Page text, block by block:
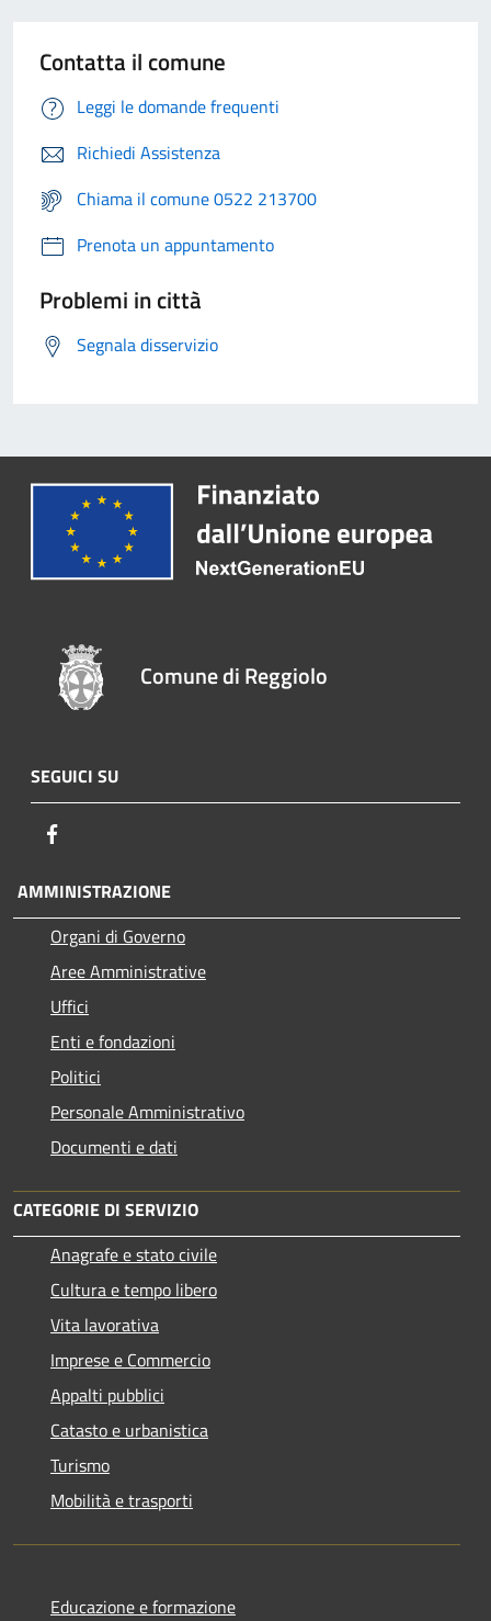
Contatta il comune
Leggi le domande frequenti
Richiedi Assistenza
Chiama il comune 0522 213700
Prenota un appuntamento
Problemi in città
Segnala disservizio
Comune di Reggiolo
SEGUICI SU
AMMINISTRAZIONE
Organi di Governo
Aree Amministrative
Uffici
Enti e fondazioni
Politici
Personale Amministrativo
Documenti e dati
CATEGORIE DI SERVIZIO
Anagrafe e stato civile
Cultura e tempo libero
Vita lavorativa
Imprese e Commercio
Appalti pubblici
Catasto e urbanistica
Turismo
Mobilità e trasporti
Educazione e formazione